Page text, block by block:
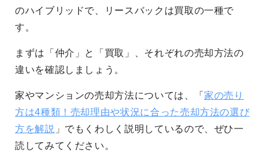
のハイブリッドで、リースバックは買取の一種で
す。
まずは「仲介」と「買取」、それぞれの売却方法の
違いを確認しましょう。
家やマンションの売却方法については、「 家の売り
方は4種類！売却理由や状況に合った売却方法の選び
方を解説 」でもくわしく説明しているので、ぜひ一
読してみてください。